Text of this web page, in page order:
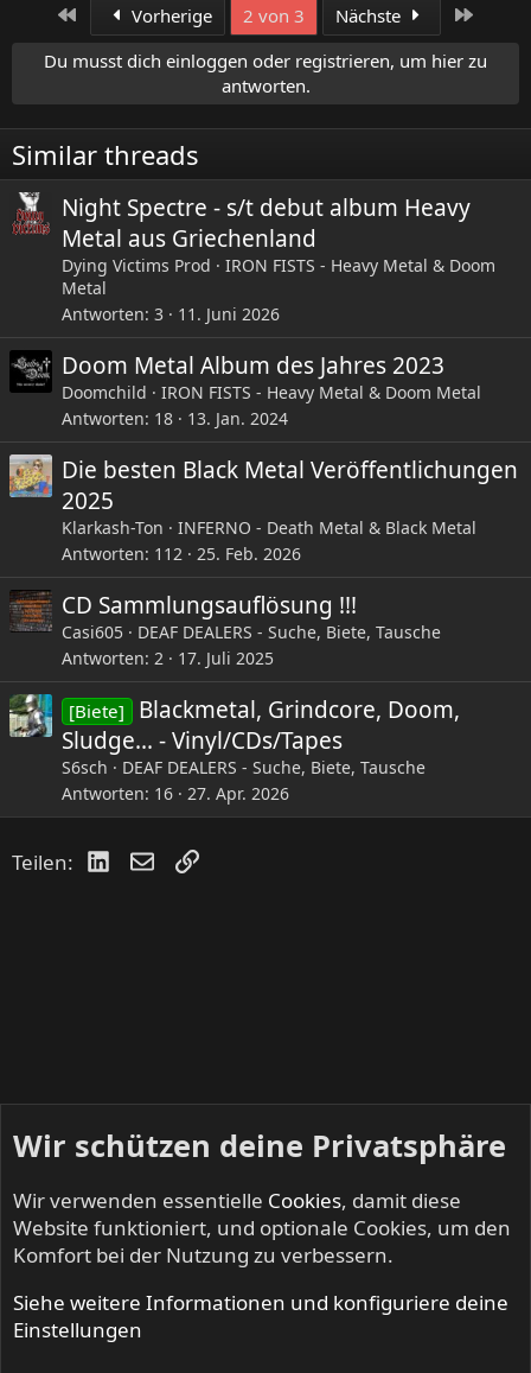
Erste Vorherige 2 von 3 Nächste
Du musst dich einloggen oder registrieren, um hier zu
antworten.
Similar threads
Night Spectre - s/t debut album Heavy
Metal aus Griechenland
Dying Victims Prod
IRON FISTS - Heavy Metal & Doom
Metal
Antworten 3 11. Juni 2026
Doom Metal Album des Jahres 2023
Doomchild
IRON FISTS - Heavy Metal & Doom Metal
Antworten 18 13. Jan. 2024
Die besten Black Metal Veröffentlichungen
2025
Klarkash-Ton
INFERNO - Death Metal & Black Metal
Antworten 112 25. Feb. 2026
CD Sammlungsauflösung !!!
Casi605
DEAF DEALERS - Suche, Biete, Tausche
Antworten 2 17. Juli 2025
[Biete]
Blackmetal, Grindcore, Doom,
Sludge... - Vinyl/CDs/Tapes
S6sch
DEAF DEALERS - Suche, Biete, Tausche
Antworten 16 27. Apr. 2026
Teilen: LinkedIn
E-MailLink
IRON FISTS - Heavy Metal & Doom Metal
Wir schützen deine Privatsphäre
Wir verwenden essentielle Cookies, damit diese
Website funktioniert, und optionale Cookies, um den
Komfort bei der Nutzung zu verbessern.
Siehe weitere Informationen und konfiguriere deine
Einstellungen